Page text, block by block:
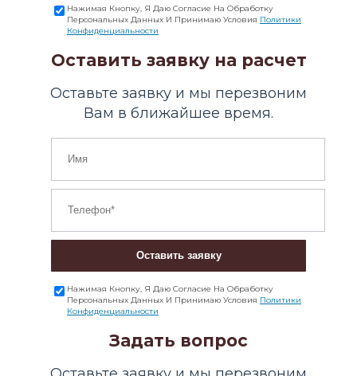
Нажимая Кнопку, Я Даю Согласие На Обработку
Персональных Данных И Принимаю Условия Политики
Конфиденциальности
Оставить заявку на расчет
Оставьте заявку и мы перезвоним
Вам в ближайшее время.
Оставить заявку
Нажимая Кнопку, Я Даю Согласие На Обработку
Персональных Данных И Принимаю Условия Политики
Конфиденциальности
Задать вопрос